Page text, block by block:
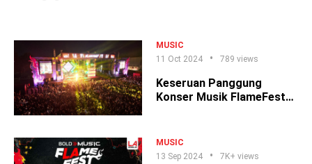
MUSIC
11 Oct 2024
789 views
Keseruan Panggung
Konser Musik FlameFest
MUSIC
13 Sep 2024
7K+ views